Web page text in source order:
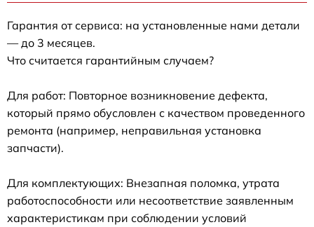
Гарантия от сервиса: на установленные нами детали
— до 3 месяцев.
Что считается гарантийным случаем?
Для работ: Повторное возникновение дефекта,
который прямо обусловлен с качеством проведенного
ремонта (например, неправильная установка
запчасти).
Для комплектующих: Внезапная поломка, утрата
работоспособности или несоответствие заявленным
характеристикам при соблюдении условий